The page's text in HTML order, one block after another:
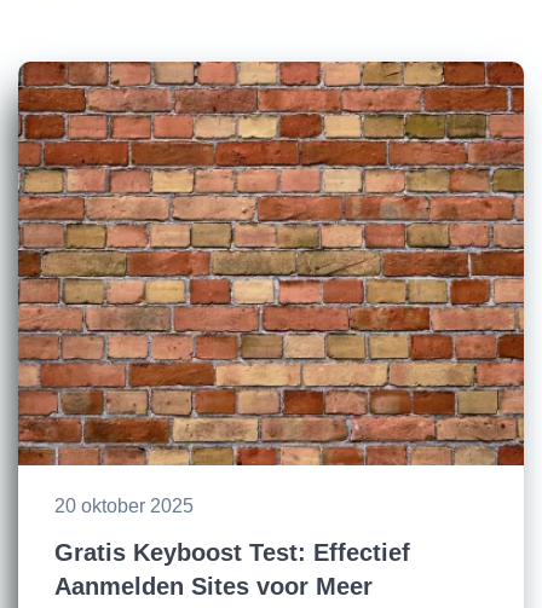
20 oktober 2025
Gratis Keyboost Test: Effectief
Aanmelden Sites voor Meer